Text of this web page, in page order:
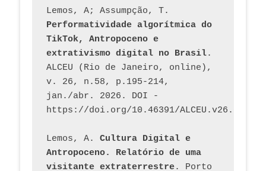
Performatividade algorítmica do
TikTok, Antropoceno e
extrativismo digital no Brasil.
ALCEU (Rio de Janeiro, online),
v. 26, n.58, p.195-214,
jan./abr. 2026. DOI -
https://doi.org/10.46391/
Lemos, A. Cultura Digital e
Antropoceno. Relatório de uma
visitante extraterrestre. Porto